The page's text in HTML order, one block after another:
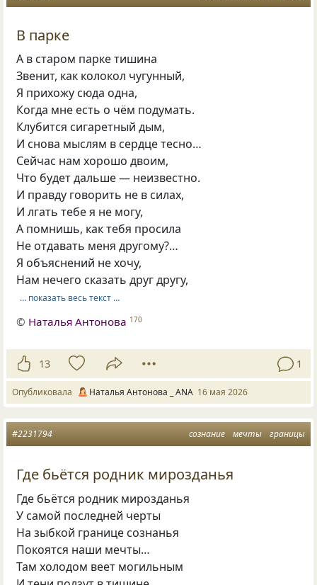
В парке
А в старом парке тишина
Звенит, как колокол чугунный,
Я прихожу сюда одна,
Когда мне есть о чём подумать.
Клубится сигаретный дым,
И снова мыслям в сердце тесно…
Сейчас нам хорошо двоим,
Что будет дальше — неизвестно.
И правду говорить не в силах,
И лгать тебе я не могу,
А помнишь, как тебя просила
Не отдавать меня другому?…
Я объяснений не хочу,
Нам нечего сказать друг другу,
… показать весь текст …
© Наталья Антонова 170
13 1
Опубликовала Наталья Антонова _ ANA 16 мая 2026
сознание мечты границы
#2231794
Где бьётся родник мирозданья
Где бьётся родник мирозданья
У самой последней черты
На зыбкой границе сознанья
Покоятся наши мечты…
Там холодом веет могильным